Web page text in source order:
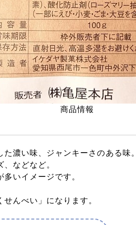
商品情報
濃い味、ジャンキーさのある味。
などなど。
いイメージです。
んべい」になります。